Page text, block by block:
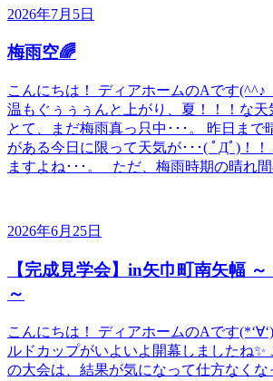
2026年7月5日
梅雨空🌈
こんにちは！ ディアホームのAです
温もぐぅぅぅんと上がり、夏！！！な
とて、まだ梅雨真っ只中･･･。 昨日まで
がある今日に限って天気が･･･( ﾟДﾟ)！！
ますよね･･･。 ただ、梅雨時期の晴れ
2026年6月25日
【完成見学会】in矢巾町南矢幅
～
こんにちは！ ディアホームのAです
ルドカップがいよいよ開幕しましたね✨
の大会は、結果が気になって仕方なくな